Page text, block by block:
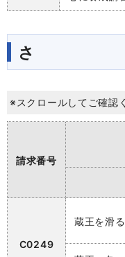
さ
※スクロールしてご確認
請求番号
C0249
蔵王を滑る